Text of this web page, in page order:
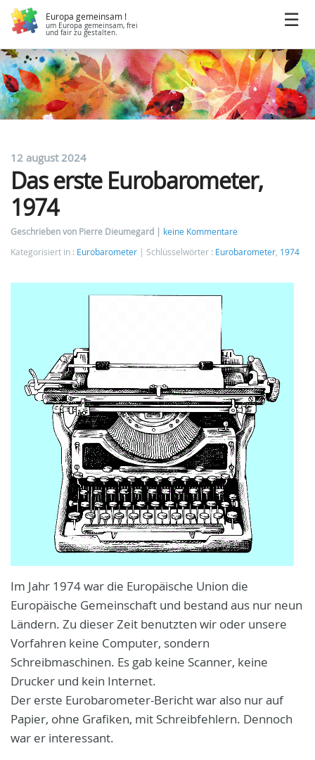
Europa gemeinsam !
um Europa gemeinsam, frei
und fair zu gestalten.
12 august 2024
Das erste Eurobarometer,
1974
Geschrieben von Pierre Dieumegard
keine Kommentare
Kategorisiert in : Eurobarometer Schlüsselwörter : Eurobarometer, 1974
Im Jahr 1974 war die Europäische Union die
Europäische Gemeinschaft und bestand aus nur neun
Ländern. Zu dieser Zeit benutzten wir oder unsere
Vorfahren keine Computer, sondern
Schreibmaschinen. Es gab keine Scanner, keine
Drucker und kein Internet.
Der erste Eurobarometer-Bericht war also nur auf
Papier, ohne Grafiken, mit Schreibfehlern. Dennoch
war er interessant.